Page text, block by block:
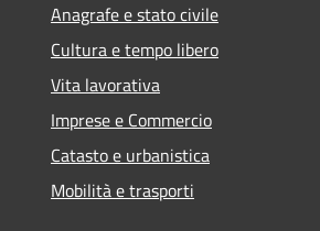
Anagrafe e stato civile
Cultura e tempo libero
Vita lavorativa
Imprese e Commercio
Catasto e urbanistica
Mobilità e trasporti